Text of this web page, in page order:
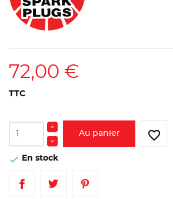
72,00 €
TTC
Au panier favorite_border
 En stock